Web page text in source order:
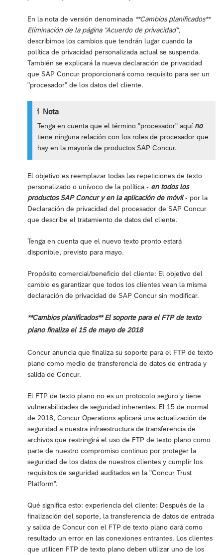
En la nota de versión denominada **Cambios planificados**
Eliminación de la página "Acuerdo de privacidad",
describimos los cambios que tendrán lugar cuando la
política de privacidad personalizada actual se suspenda.
También se explicará la nueva declaración de privacidad
que SAP Concur proporcionará como requisito para ser un
"procesador" de los datos del cliente.
Nota
Tenga en cuenta que el término "procesador" aquí no
tiene ninguna relación con los roles de procesador que
hay en la mayoría de productos SAP Concur.
El objetivo es reemplazar todas las repeticiones de texto
personalizado o unívoco de la política - en todos los
productos SAP Concur y en la aplicación de móvil- por la
Declaración de privacidad del procesador de SAP Concur
que describe el tratamiento de datos del cliente.
Tenga en cuenta que el nuevo texto pronto estará
disponible, previsto para mayo.
Propósito comercial/beneficio del cliente: El objetivo del
cambio es garantizar que todos los clientes vean la misma
declaración de privacidad de SAP Concur sin modificar.
**Cambios planificados** El soporte para el FTP de texto
plano finaliza el 15 de mayo de 2018
Concur anuncia que finaliza su soporte para el FTP de texto
plano como medio de transferencia de datos de entrada y
salida de Concur.
El FTP de texto plano no es un protocolo seguro y tiene
vulnerabilidades de seguridad inherentes. El 15 de normal
de 2018, Concur Operations aplicará una actualización de
seguridad a nuestra infraestructura de transferencia de
archivos que restringirá el uso de FTP de texto plano como
parte de nuestro compromiso continuo por proteger la
seguridad de los datos de nuestros clientes y cumplir los
requisitos de seguridad auditados en la "Concur Trust
Platform".
Qué significa esto: experiencia del cliente: Después de la
finalización del soporte, la transferencia de datos de entrada
y salida de Concur con el FTP de texto plano dará como
resultado un error en las conexiones entrantes. Los clientes
que utilicen FTP de texto plano deben utilizar uno de los